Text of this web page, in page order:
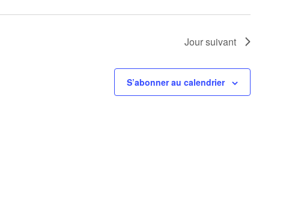
Jour suivant
S’abonner au calendrier